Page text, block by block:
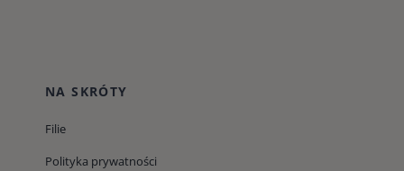
NA SKRÓTY
Filie
Polityka prywatności